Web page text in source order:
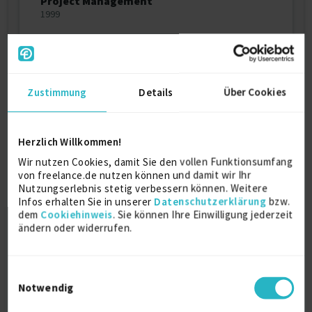
Zustimmung Details Über Cookies
Herzlich Willkommen!
Wir nutzen Cookies, damit Sie den vollen Funktionsumfang
von freelance.de nutzen können und damit wir Ihr
Nutzungserlebnis stetig verbessern können. Weitere
Infos erhalten Sie in unserer Datenschutzerklärung bzw.
dem Cookiehinweis. Sie können Ihre Einwilligung jederzeit
ändern oder widerrufen.
Notwendig
1999
1994
1996
Skive College
Über mich
the boundaries of the SAP standard functionality
and has experience from several roles as: